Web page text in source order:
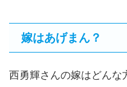
嫁はあげまん？
西勇輝さんの嫁はどんな